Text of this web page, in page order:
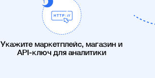
Укажите маркетплейс, магазин и
API-ключ для аналитики